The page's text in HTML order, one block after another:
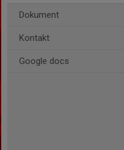
Dokument
Kontakt
Google docs